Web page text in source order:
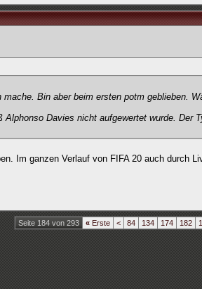
Bin aber beim ersten potm geblieben.
Davies nicht aufgewertet wurde. Der
Im ganzen Verlauf von FIFA 20 auch durch
Seite 184 von 293 « Erste < 84 134 174 182